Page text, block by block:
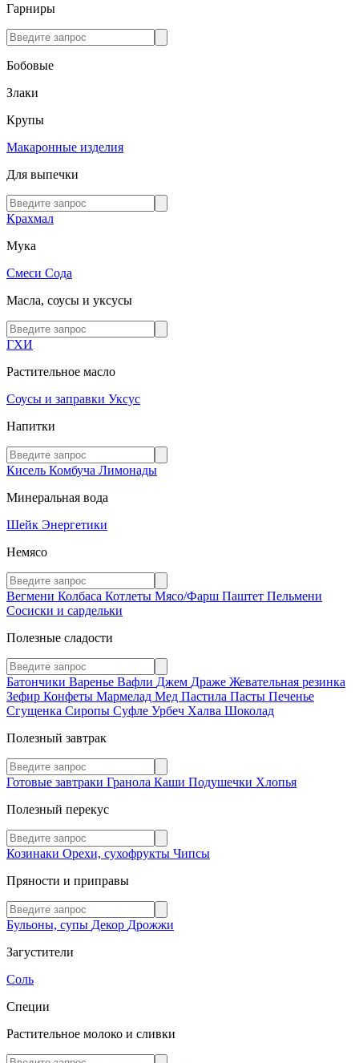
Гарниры
Бобовые
Злаки
Крупы
Макаронные изделия
Для выпечки
Крахмал
Мука
Смеси Сода
Масла, соусы и уксусы
ГХИ
Растительное масло
Соусы и заправки Уксус
Напитки
Кисель Комбуча Лимонады
Минеральная вода
Шейк Энергетики
Немясо
Вегмени Колбаса Котлеты Мясо/Фарш Паштет Пельмени
Сосиски и сардельки
Полезные сладости
Батончики Варенье Вафли Джем Драже Жевательная резинка
Зефир Конфеты Мармелад Мед Пастила Пасты Печенье
Сгущенка Сиропы Суфле Урбеч Халва Шоколад
Полезный завтрак
Готовые завтраки Гранола Каши Подушечки Хлопья
Полезный перекус
Козинаки Орехи, сухофрукты Чипсы
Пряности и приправы
Бульоны, супы Декор Дрожжи
Загустители
Соль
Специи
Растительное молоко и сливки